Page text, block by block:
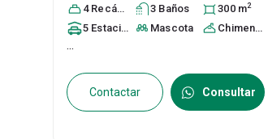
México, México , C.P. 55770 , ID:
31434616
4 Recámara s 3 Baños 300 m2
5 Estacionamiento s
Mascota Chimenea
...
Contactar Consultar